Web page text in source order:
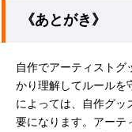
《あとがき》
自作でアーティストグ
かり理解してルールを
によっては、自作グッ
要になります。アーテ